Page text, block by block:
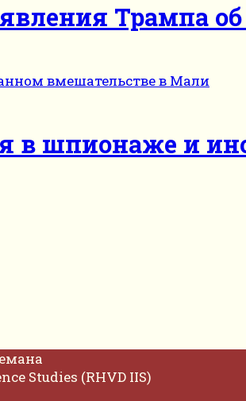
Трампа
в шпионаже и
Studies (RHVD IIS)